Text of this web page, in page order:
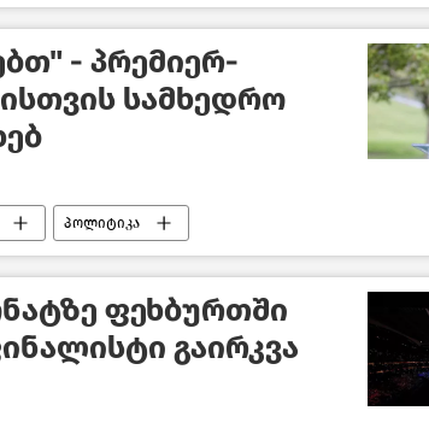
- პრემიერ-
სამხედრო
პოლიტიკა
საქართველოს პრემიერ–მინისტრი უკრაინა
ფეხბურთში
გაირკვა